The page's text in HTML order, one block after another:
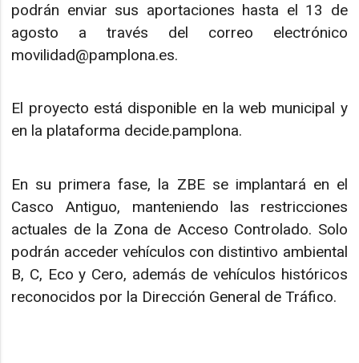
podrán enviar sus aportaciones hasta el 13 de
agosto a través del correo electrónico
movilidad@pamplona.es.
El proyecto está disponible en la web municipal y
en la plataforma decide.pamplona.
En su primera fase, la ZBE se implantará en el
Casco Antiguo, manteniendo las restricciones
actuales de la Zona de Acceso Controlado. Solo
podrán acceder vehículos con distintivo ambiental
B, C, Eco y Cero, además de vehículos históricos
reconocidos por la Dirección General de Tráfico.